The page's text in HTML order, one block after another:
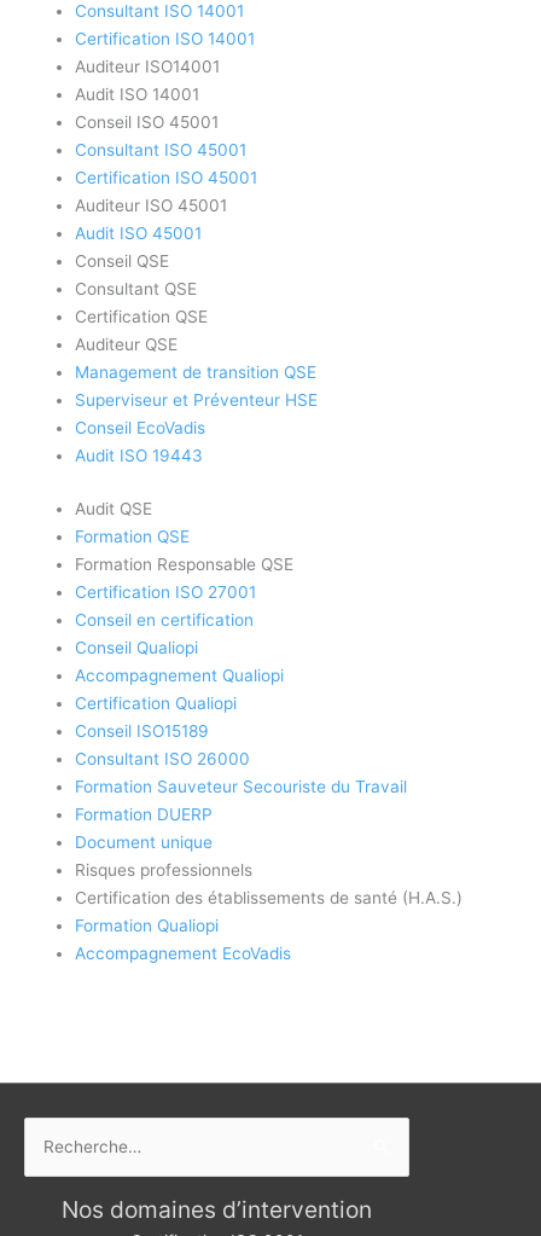
Consultant ISO 14001
Certification ISO 14001
Auditeur ISO14001
Audit ISO 14001
Conseil ISO 45001
Consultant ISO 45001
Certification ISO 45001
Auditeur ISO 45001
Audit ISO 45001
Conseil QSE
Consultant QSE
Certification QSE
Auditeur QSE
Management de transition QSE
Superviseur et Préventeur HSE
Conseil EcoVadis
Audit ISO 19443
Audit QSE
Formation QSE
Formation Responsable QSE
Certification ISO 27001
Conseil en certification
Conseil Qualiopi
Accompagnement Qualiopi
Certification Qualiopi
Conseil ISO15189
Consultant ISO 26000
Formation Sauveteur Secouriste du Travail
Formation DUERP
Document unique
Risques professionnels
Certification des établissements de santé (H.A.S.)
Formation Qualiopi
Accompagnement EcoVadis
Nos domaines d’intervention